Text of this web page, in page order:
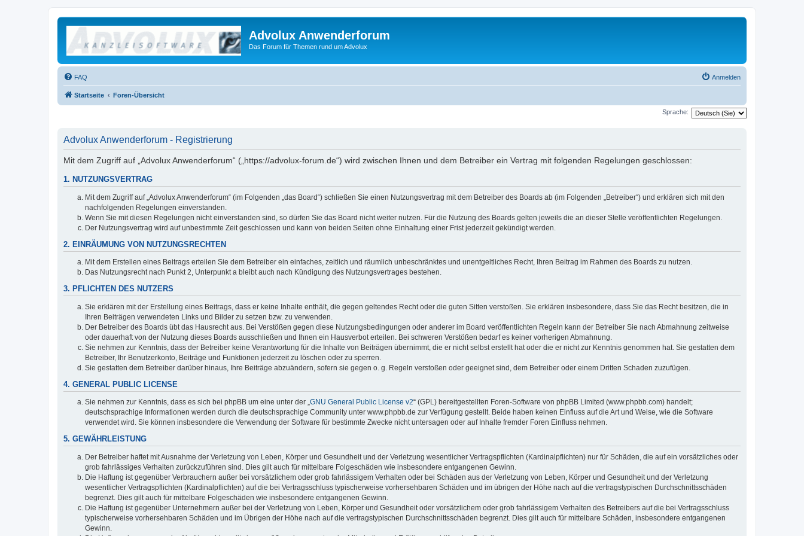
Advolux Anwenderforum
Das Forum für Themen rund um Advolux
FAQ Anmelden
Startseite Foren-Übersicht
Sprache:
Advolux Anwenderforum - Registrierung
Mit dem Zugriff auf „Advolux Anwenderforum“ („https://advolux-forum.de“) wird zwischen Ihnen und dem Betreiber ein Vertrag mit folgenden Regelungen geschlossen:
1. NUTZUNGSVERTRAG
Mit dem Zugriff auf „Advolux Anwenderforum“ (im Folgenden „das Board“) schließen Sie einen Nutzungsvertrag mit dem Betreiber des Boards ab (im Folgenden „Betreiber“) und erklären sich mit den
nachfolgenden Regelungen einverstanden.
Wenn Sie mit diesen Regelungen nicht einverstanden sind, so dürfen Sie das Board nicht weiter nutzen. Für die Nutzung des Boards gelten jeweils die an dieser Stelle veröffentlichten Regelungen.
Der Nutzungsvertrag wird auf unbestimmte Zeit geschlossen und kann von beiden Seiten ohne Einhaltung einer Frist jederzeit gekündigt werden.
2. EINRÄUMUNG VON NUTZUNGSRECHTEN
Mit dem Erstellen eines Beitrags erteilen Sie dem Betreiber ein einfaches, zeitlich und räumlich unbeschränktes und unentgeltliches Recht, Ihren Beitrag im Rahmen des Boards zu nutzen.
Das Nutzungsrecht nach Punkt 2, Unterpunkt a bleibt auch nach Kündigung des Nutzungsvertrages bestehen.
3. PFLICHTEN DES NUTZERS
Sie erklären mit der Erstellung eines Beitrags, dass er keine Inhalte enthält, die gegen geltendes Recht oder die guten Sitten verstoßen. Sie erklären insbesondere, dass Sie das Recht besitzen, die in
Ihren Beiträgen verwendeten Links und Bilder zu setzen bzw. zu verwenden.
Der Betreiber des Boards übt das Hausrecht aus. Bei Verstößen gegen diese Nutzungsbedingungen oder anderer im Board veröffentlichten Regeln kann der Betreiber Sie nach Abmahnung zeitweise
oder dauerhaft von der Nutzung dieses Boards ausschließen und Ihnen ein Hausverbot erteilen. Bei schweren Verstößen bedarf es keiner vorherigen Abmahnung.
Sie nehmen zur Kenntnis, dass der Betreiber keine Verantwortung für die Inhalte von Beiträgen übernimmt, die er nicht selbst erstellt hat oder die er nicht zur Kenntnis genommen hat. Sie gestatten dem
Betreiber, Ihr Benutzerkonto, Beiträge und Funktionen jederzeit zu löschen oder zu sperren.
Sie gestatten dem Betreiber darüber hinaus, Ihre Beiträge abzuändern, sofern sie gegen o. g. Regeln verstoßen oder geeignet sind, dem Betreiber oder einem Dritten Schaden zuzufügen.
4. GENERAL PUBLIC LICENSE
Sie nehmen zur Kenntnis, dass es sich bei phpBB um eine unter der „GNU General Public License v2“ (GPL) bereitgestellten Foren-Software von phpBB Limited (www.phpbb.com) handelt;
deutschsprachige Informationen werden durch die deutschsprachige Community unter www.phpbb.de zur Verfügung gestellt. Beide haben keinen Einfluss auf die Art und Weise, wie die Software
verwendet wird. Sie können insbesondere die Verwendung der Software für bestimmte Zwecke nicht untersagen oder auf Inhalte fremder Foren Einfluss nehmen.
5. GEWÄHRLEISTUNG
Der Betreiber haftet mit Ausnahme der Verletzung von Leben, Körper und Gesundheit und der Verletzung wesentlicher Vertragspflichten (Kardinalpflichten) nur für Schäden, die auf ein vorsätzliches oder
grob fahrlässiges Verhalten zurückzuführen sind. Dies gilt auch für mittelbare Folgeschäden wie insbesondere entgangenen Gewinn.
Die Haftung ist gegenüber Verbrauchern außer bei vorsätzlichem oder grob fahrlässigem Verhalten oder bei Schäden aus der Verletzung von Leben, Körper und Gesundheit und der Verletzung
wesentlicher Vertragspflichten (Kardinalpflichten) auf die bei Vertragsschluss typischerweise vorhersehbaren Schäden und im übrigen der Höhe nach auf die vertragstypischen Durchschnittsschäden
begrenzt. Dies gilt auch für mittelbare Folgeschäden wie insbesondere entgangenen Gewinn.
Die Haftung ist gegenüber Unternehmern außer bei der Verletzung von Leben, Körper und Gesundheit oder vorsätzlichem oder grob fahrlässigem Verhalten des Betreibers auf die bei Vertragsschluss
typischerweise vorhersehbaren Schäden und im Übrigen der Höhe nach auf die vertragstypischen Durchschnittsschäden begrenzt. Dies gilt auch für mittelbare Schäden, insbesondere entgangenen
Gewinn.